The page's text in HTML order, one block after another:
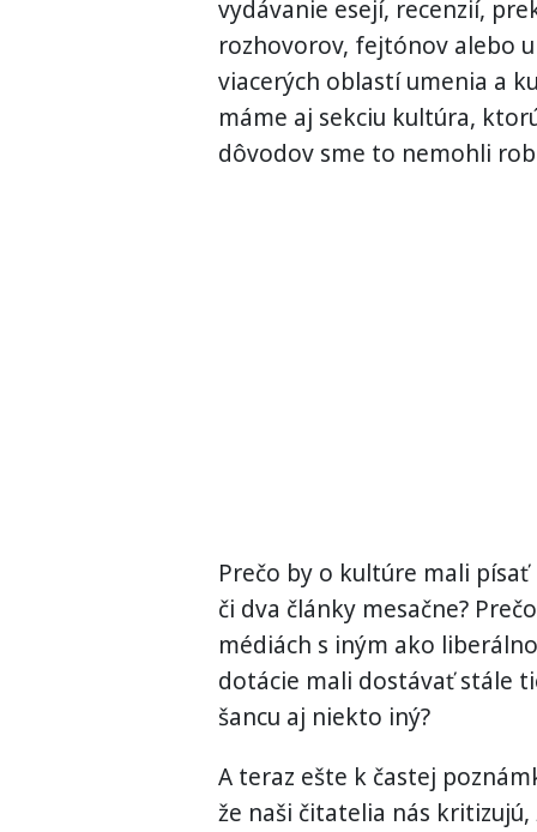
vydávanie esejí, recenzií,
rozhovorov, fejtónov alebo
viacerých oblastí umenia a
máme aj sekciu kultúra,
dôvodov sme to nemohli
Prečo by o kultúre mali
či dva články mesačne?
médiách s iným ako
dotácie mali dostávať stále
šancu aj niekto iný?
A teraz ešte k častej
že naši čitatelia nás